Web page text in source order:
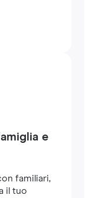
e
familiari,
il tuo